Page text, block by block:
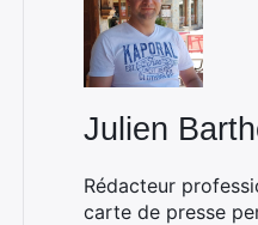
Julien
Rédacteur
carte de presse